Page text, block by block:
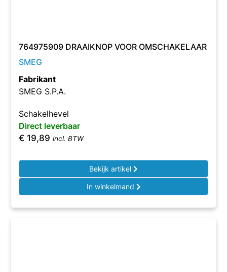
764975909 DRAAIKNOP VOOR OMSCHAKELAAR
SMEG
Fabrikant
SMEG S.P.A.
Schakelhevel
Direct leverbaar
€ 19,89 incl. BTW
Bekijk artikel
In winkelmand